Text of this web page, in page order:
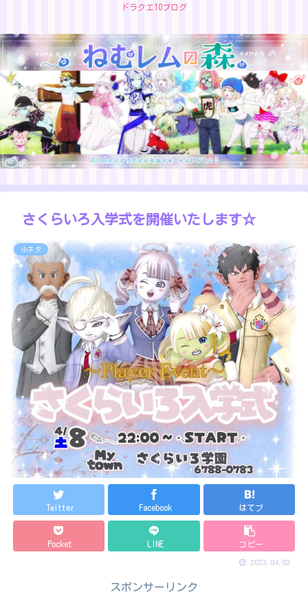
ドラクエ10ブログ
さくらいろ入学式を開催いたします☆
小ネタ
Twitter Facebook はてブ
Pocket LINE コピー
2023.04.03
スポンサーリンク